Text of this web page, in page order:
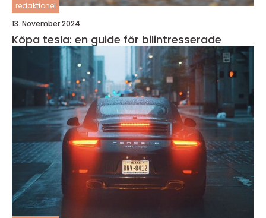
redaktionel
13. November 2024
Köpa tesla: en guide för bilintresserade